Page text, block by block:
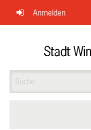
Navigation
überspringen
Anmelden